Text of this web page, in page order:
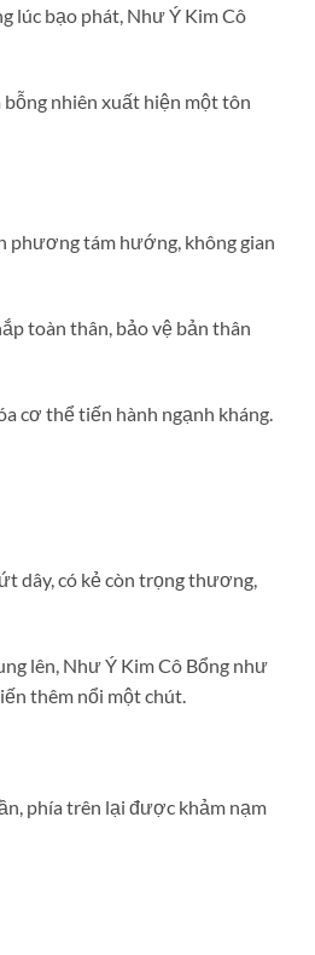
lúc bạo phát, Như Ý Kim Cô
nhiên xuất hiện một tôn
phương tám hướng, không gian
toàn thân, bảo vệ bản thân
cơ thể tiến hành ngạnh kháng.
dây, có kẻ còn trọng thương,
lên, Như Ý Kim Cô Bổng như
thêm nổi một chút.
phía trên lại được khảm nạm